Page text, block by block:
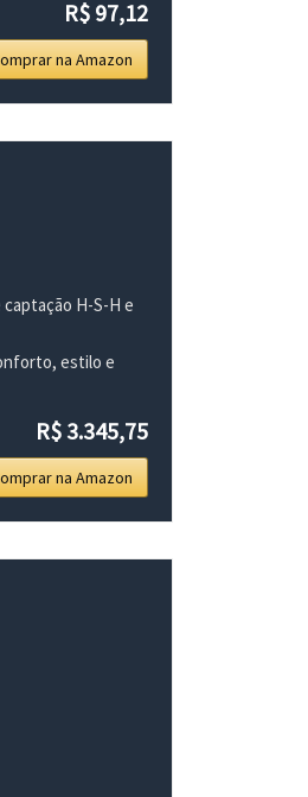
R$ 97,12
na Amazon
H-S-H e
estilo e
R$ 3.345,75
na Amazon